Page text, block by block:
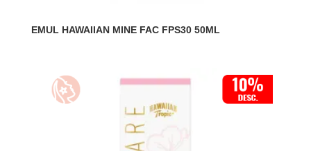
EMUL HAWAIIAN MINE FAC FPS30 50ML